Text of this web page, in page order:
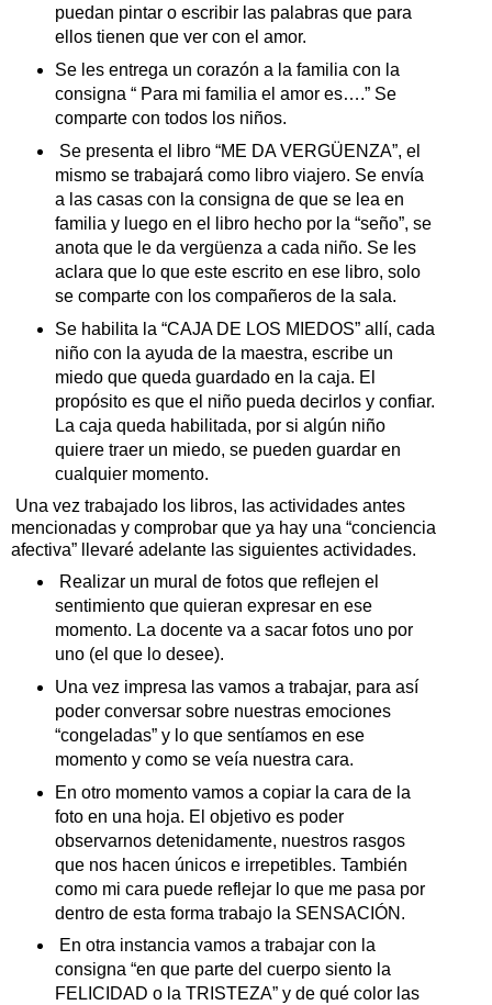
puedan pintar o escribir las palabras que para
ellos tienen que ver con el amor.
Se les entrega un corazón a la familia con la
consigna “ Para mi familia el amor es….” Se
comparte con todos los niños.
Se presenta el libro “ME DA VERGÜENZA”, el
mismo se trabajará como libro viajero. Se envía
a las casas con la consigna de que se lea en
familia y luego en el libro hecho por la “seño”, se
anota que le da vergüenza a cada niño. Se les
aclara que lo que este escrito en ese libro, solo
se comparte con los compañeros de la sala.
Se habilita la “CAJA DE LOS MIEDOS” allí, cada
niño con la ayuda de la maestra, escribe un
miedo que queda guardado en la caja. El
propósito es que el niño pueda decirlos y confiar.
La caja queda habilitada, por si algún niño
quiere traer un miedo, se pueden guardar en
cualquier momento.
Una vez trabajado los libros, las actividades antes
mencionadas y comprobar que ya hay una “conciencia
afectiva” llevaré adelante las siguientes actividades.
Realizar un mural de fotos que reflejen el
sentimiento que quieran expresar en ese
momento. La docente va a sacar fotos uno por
uno (el que lo desee).
Una vez impresa las vamos a trabajar, para así
poder conversar sobre nuestras emociones
“congeladas” y lo que sentíamos en ese
momento y como se veía nuestra cara.
En otro momento vamos a copiar la cara de la
foto en una hoja. El objetivo es poder
observarnos detenidamente, nuestros rasgos
que nos hacen únicos e irrepetibles. También
como mi cara puede reflejar lo que me pasa por
dentro de esta forma trabajo la SENSACIÓN.
En otra instancia vamos a trabajar con la
consigna “en que parte del cuerpo siento la
FELICIDAD o la TRISTEZA” y de qué color las